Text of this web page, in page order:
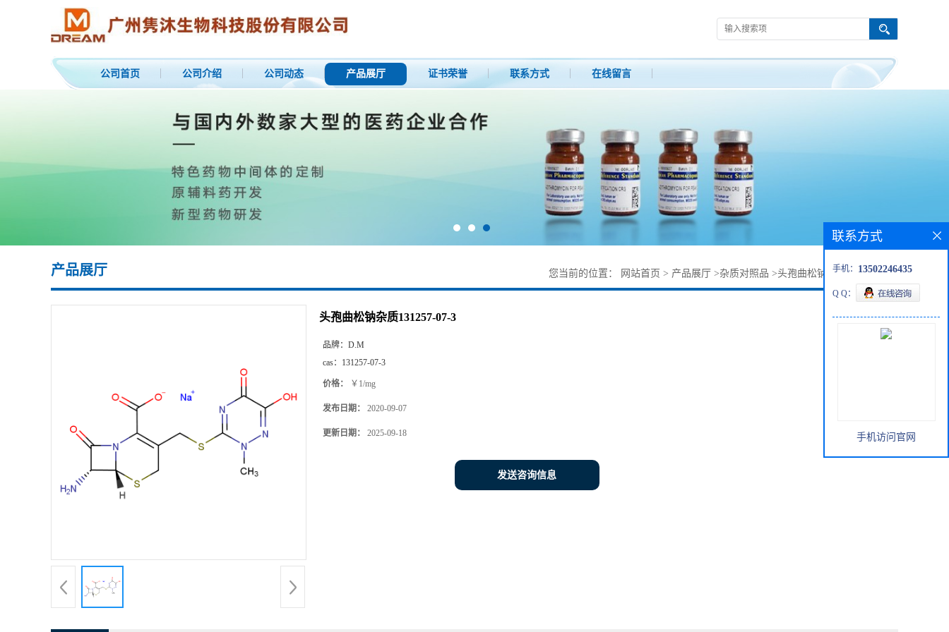
公司首页 公司介绍 公司动态 产品展厅 证书荣誉 联系方式 在线留言
产品展厅 您当前的位置： 网站首页 > 产品展厅 >杂质对照品 >头孢曲松钠杂质131257-07-3
头孢曲松钠杂质131257-07-3
品牌： D.M
cas： 131257-07-3
价格： ￥1/mg
发布日期： 2020-09-07
更新日期： 2025-09-18
发送咨询信息
联系方式
手机： 13502246435
Q Q：
手机访问官网